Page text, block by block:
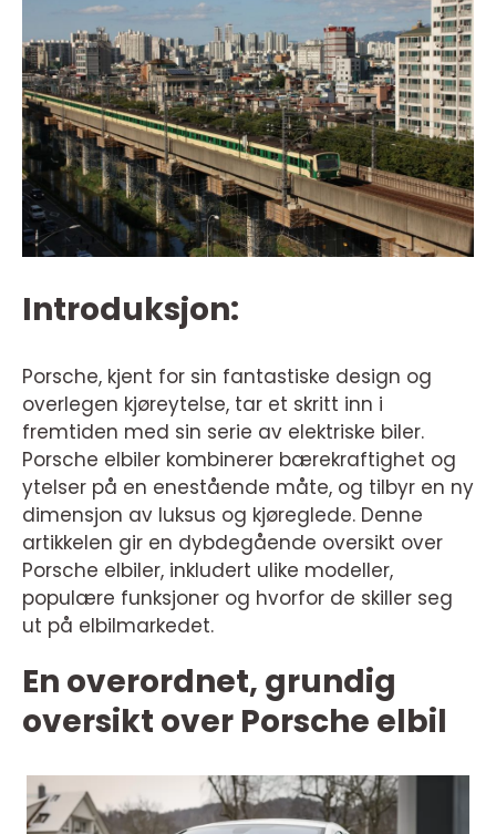
Introduksjon:
Porsche, kjent for sin fantastiske design og
overlegen kjøreytelse, tar et skritt inn i
fremtiden med sin serie av elektriske biler.
Porsche elbiler kombinerer bærekraftighet og
ytelser på en enestående måte, og tilbyr en ny
dimensjon av luksus og kjøreglede. Denne
artikkelen gir en dybdegående oversikt over
Porsche elbiler, inkludert ulike modeller,
populære funksjoner og hvorfor de skiller seg
ut på elbilmarkedet.
En overordnet, grundig
oversikt over Porsche elbil